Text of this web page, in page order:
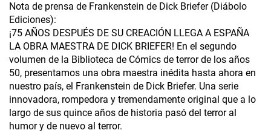
Nota de prensa de Frankenstein de Dick Briefer (Diábolo
Ediciones):
¡75 AÑOS DESPUÉS DE SU CREACIÓN LLEGA A ESPAÑA
LA OBRA MAESTRA DE DICK BRIEFER! En el segundo
volumen de la Biblioteca de Cómics de terror de los años
50, presentamos una obra maestra inédita hasta ahora en
nuestro país, el Frankenstein de Dick Briefer. Una serie
innovadora, rompedora y tremendamente original que a lo
largo de sus quince años de historia pasó del terror al
humor y de nuevo al terror.